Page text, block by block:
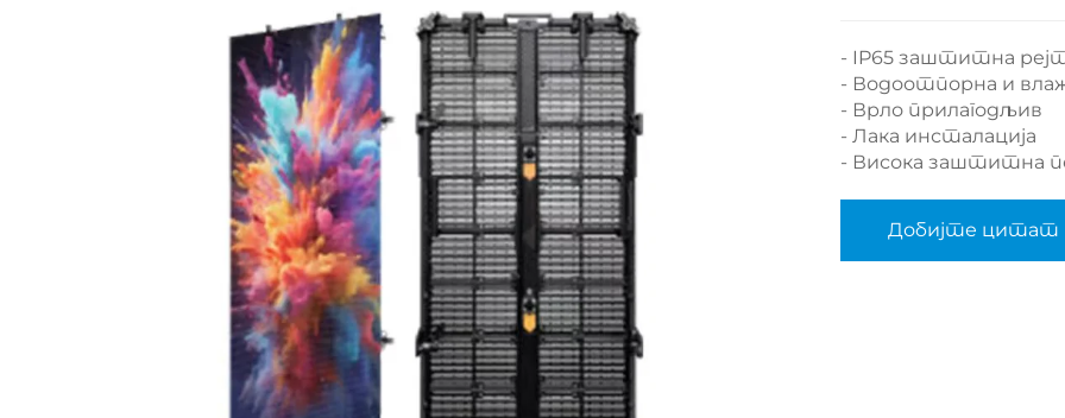
- IP65 заштитна
- Водоотпорна и
- Врло прилагодљив
- Лака инсталација
- Висока заштитна
Добијте цитат